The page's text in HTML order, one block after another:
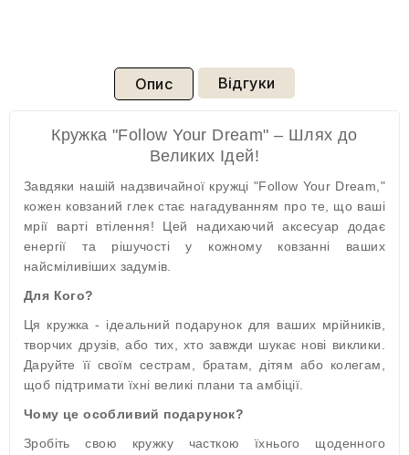
Опис Відгуки
Кружка "Follow Your Dream" – Шлях до
Великих Ідей!
Завдяки нашій надзвичайної кружці "Follow Your Dream,"
кожен ковзаний глек стає нагадуванням про те, що ваші
мрії варті втілення! Цей надихаючий аксесуар додає
енергії та рішучості у кожному ковзанні ваших
найсміливіших задумів.
Для Кого?
Ця кружка - ідеальний подарунок для ваших мрійників,
творчих друзів, або тих, хто завжди шукає нові виклики.
Даруйте її своїм сестрам, братам, дітям або колегам,
щоб підтримати їхні великі плани та амбіції.
Чому це особливий подарунок?
Зробіть свою кружку часткою їхнього щоденного